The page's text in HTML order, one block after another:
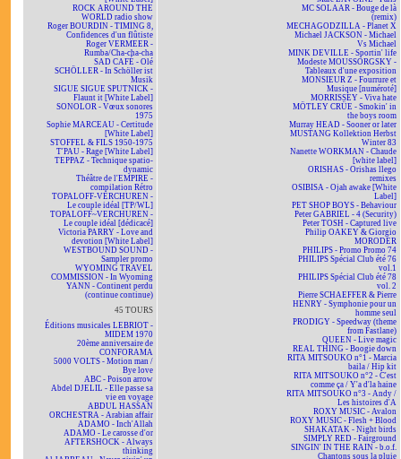
ROCK AROUND THE
WORLD radio show
Roger BOURDIN - TIMING 8,
Confidences d'un flûtiste
Roger VERMEER -
Rumba/Cha-cha-cha
SAD CAFÉ - Olé
SCHÖLLER - In Schöller ist
Musik
SIGUE SIGUE SPUTNICK -
Flaunt it [White Label]
SONOLOR - Vœux sonores
1975
Sophie MARCEAU - Certitude
[White Label]
STOFFEL & FILS 1950-1975
T'PAU - Rage [White Label]
TEPPAZ - Technique spatio-
dynamic
Théâtre de l'EMPIRE -
compilation Rétro
TOPALOFF-VERCHUREN -
Le couple idéal [TP/WL]
TOPALOFF~VERCHUREN -
Le couple idéal [dédicacé]
Victoria PARRY - Love and
devotion [White Label]
WESTBOUND SOUND -
Sampler promo
WYOMING TRAVEL
COMMISSION - In Wyoming
YANN - Continent perdu
(continue continue)
45 TOURS
Éditions musicales LEBRIOT -
MIDEM 1970
20ème anniversaire de
CONFORAMA
5000 VOLTS - Motion man /
Bye love
ABC - Poison arrow
Abdel DJELIL - Elle passe sa
vie en voyage
ABDUL HASSAN
ORCHESTRA - Arabian affair
ADAMO - Inch'Allah
ADAMO - Le carosse d'or
AFTERSHOCK - Always
thinking
MC SOLAAR - Bouge de là
(remix)
MECHAGODZILLA - Planet X
Michael JACKSON - Michael
Vs Michael
MINK DEVILLE - Sportin' life
Modeste MOUSSORGSKY -
Tableaux d'une exposition
MONSIEUR Z - Fourrure et
Musique [numéroté]
MORRISSEY - Viva hate
MÖTLEY CRÜE - Smokin' in
the boys room
Murray HEAD - Sooner or later
MUSTANG Kollektion Herbst
Winter 83
Nanette WORKMAN - Chaude
[white label]
ORISHAS - Orishas llego
remixes
OSIBISA - Ojah awake [White
Label]
PET SHOP BOYS - Behaviour
Peter GABRIEL - 4 (Security)
Peter TOSH - Captured live
Philip OAKEY & Giorgio
MORODER
PHILIPS - Promo Promo 74
PHILIPS Spécial Club été 76
vol.1
PHILIPS Spécial Club été 78
vol. 2
Pierre SCHAEFFER & Pierre
HENRY - Symphonie pour un
homme seul
PRODIGY - Speedway (theme
from Fastlane)
QUEEN - Live magic
REAL THING - Boogie down
RITA MITSOUKO n°1 - Marcia
baila / Hip kit
RITA MITSOUKO n°2 - C'est
comme ça / Y'a d'la haine
RITA MITSOUKO n°3 - Andy /
Les histoires d'A
ROXY MUSIC - Avalon
ROXY MUSIC - Flesh + Blood
SHAKATAK - Night birds
SIMPLY RED - Fairground
SINGIN' IN THE RAIN - b.o.f.
Chantons sous la pluie